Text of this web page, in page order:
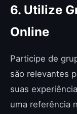
6. Utilize
Online
Participe de
são relevantes
suas
uma referência